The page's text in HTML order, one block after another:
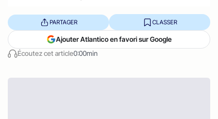
Écoutez cet article0:00min
PARTAGER CLASSER
Ajouter Atlantico en favori sur Google